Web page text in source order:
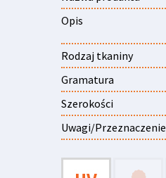
Opis
Rodzaj tkaniny
Gramatura
Szerokości
Uwagi/Przeznaczenie